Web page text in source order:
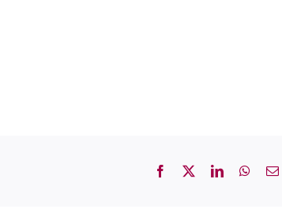
Facebook LinkedIn